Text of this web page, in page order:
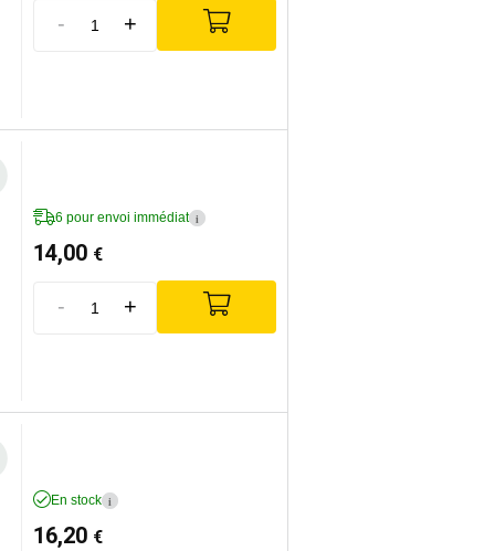
- +
6 pour envoi immédiat i
14,00 €
- +
En stock i
16,20 €